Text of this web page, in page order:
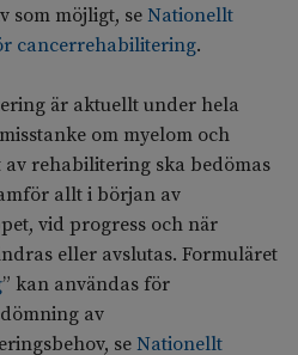
som möjligt, se Nationellt
cancerrehabilitering.
är aktuellt under hela
om myelom och
av rehabilitering ska bedömas
allt i början av
vid progress och när
eller avslutas. Formuläret
” kan användas för
av
se Nationellt